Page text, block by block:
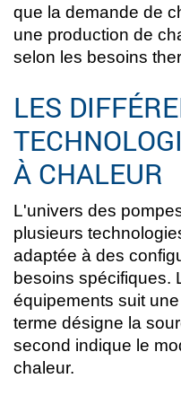
que la demande de
une production de
selon les besoins
LES
À CHALEUR
L'univers des
plusieurs
adaptée à des
besoins spécifiques.
équipements suit
terme désigne la
second indique le
chaleur.